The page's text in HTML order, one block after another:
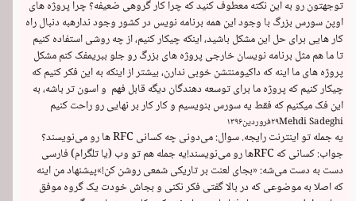
این فک میکنیم که فقط یه سورس بنویسیم و کار کار بر نهایی رو راحت کنیم
Mehdi Sadeghi۲۹فروردین۱۳۹۶